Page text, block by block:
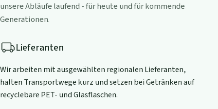
unsere Abläufe laufend - für heute und für kommende
Generationen.
Lieferanten
Wir arbeiten mit ausgewählten regionalen Lieferanten,
halten Transportwege kurz und setzen bei Getränken auf
recyclebare PET- und Glasflaschen.